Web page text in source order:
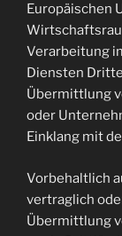
Europäischen
Verarbeitung
Diensten
Übermittlung
oder
Einklang mit
Vorbehaltlich
vertraglich
Übermittlung